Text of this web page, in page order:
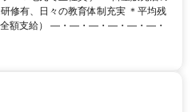
修有、日々の教育体制充実 ＊平均残
全額支給） ―・―・―・―・―・―・